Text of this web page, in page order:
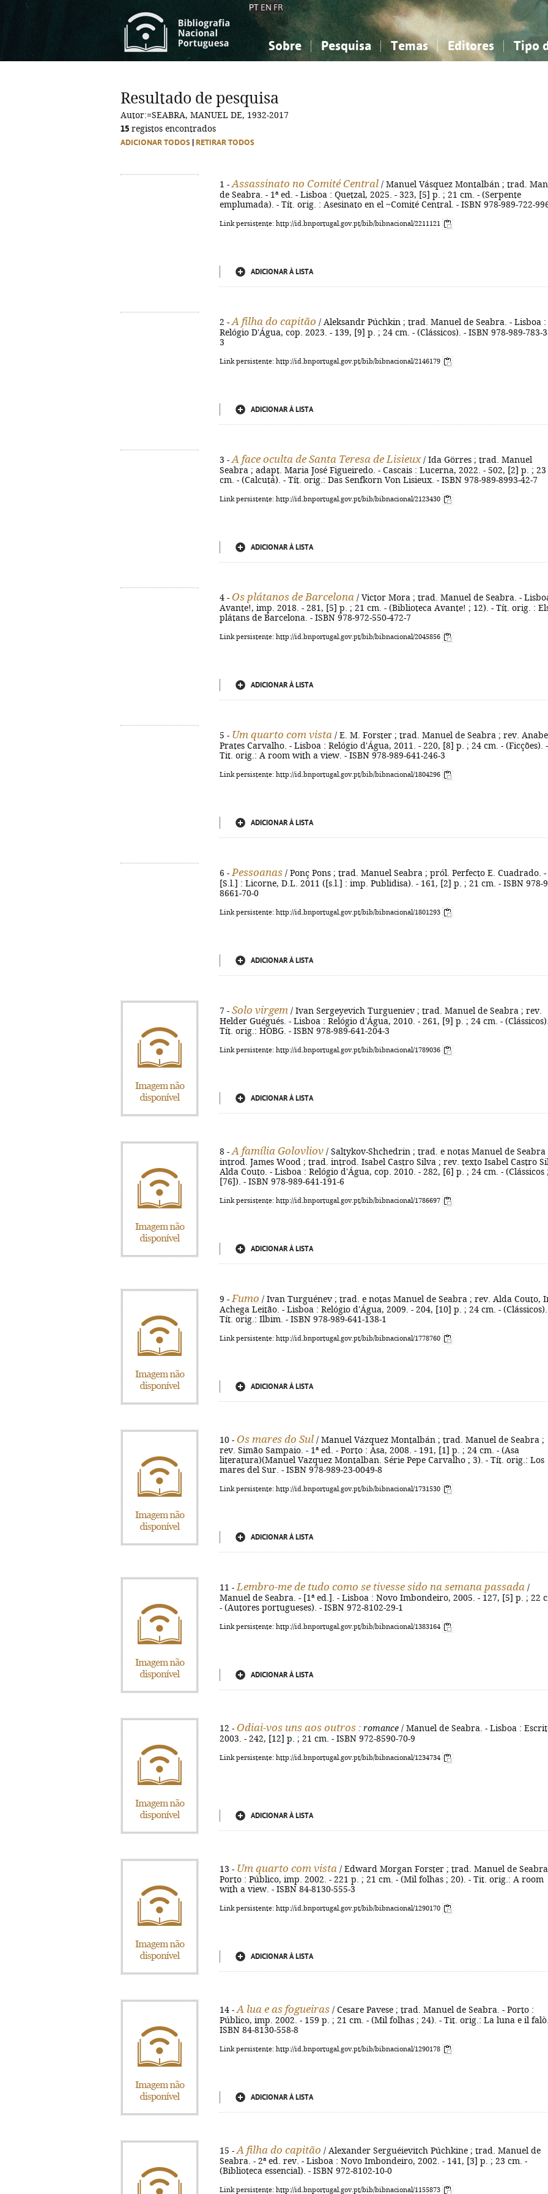
PT EN FR
Sobre Pesquisa Temas
Ciências sociais...
Editores Tipo
Ciências sociais...
Resultado de pesquisa
Autor:=SEABRA, MANUEL DE, 1932-2017
15 registos encontrados
ADICIONAR TODOS RETIRAR TODOS
1 - Assassinato no Comité Central / Manuel Vásquez Montalbán ; trad.
de Seabra. - 1ª ed. - Lisboa : Quetzal, 2025. - 323, [5] p. ; 21 cm. - (Serpente
emplumada). - Tít. orig. : Asesinato en el ~Comité Central. - ISBN 978-989-722-
Link persistente: http://id.bnportugal.gov.pt/bib/bibnacional/2211121
ADICIONAR À LISTA
2 - A filha do capitão / Aleksandr Púchkin ; trad. Manuel de Seabra. - Lisboa :
Relógio D'Água, cop. 2023. - 139, [9] p. ; 24 cm. - (Clássicos). - ISBN 978-989-783-
3
Link persistente: http://id.bnportugal.gov.pt/bib/bibnacional/2146179
ADICIONAR À LISTA
3 - A face oculta de Santa Teresa de Lisieux/ Ida Görres ; trad. Manuel
Seabra ; adapt. Maria José Figueiredo. - Cascais : Lucerna, 2022. - 502, [2] p. ; 23
cm. - (Calcutá). - Tít. orig.: Das Senfkorn Von Lisieux. - ISBN 978-989-8993-42-7
Link persistente: http://id.bnportugal.gov.pt/bib/bibnacional/2123430
ADICIONAR À LISTA
4 - Os plátanos de Barcelona / Victor Mora ; trad. Manuel de Seabra. -
Avante!, imp. 2018. - 281, [5] p. ; 21 cm. - (Biblioteca Avante! ; 12). - Tít. orig. :
plátans de Barcelona. - ISBN 978-972-550-472-7
Link persistente: http://id.bnportugal.gov.pt/bib/bibnacional/2045856
ADICIONAR À LISTA
5 - Um quarto com vista / E. M. Forster ; trad. Manuel de Seabra ; rev.
Prates Carvalho. - Lisboa : Relógio d'Água, 2011. - 220, [8] p. ; 24 cm. - (Ficções). -
Tit. orig.: A room with a view. - ISBN 978-989-641-246-3
Link persistente: http://id.bnportugal.gov.pt/bib/bibnacional/1804296
ADICIONAR À LISTA
6 - Pessoanas / Ponç Pons ; trad. Manuel Seabra ; pról. Perfecto E. Cuadrado. -
[S.l.] : Licorne, D.L. 2011 ([s.l.] : imp. Publidisa). - 161, [2] p. ; 21 cm. - ISBN 978-
8661-70-0
Link persistente: http://id.bnportugal.gov.pt/bib/bibnacional/1801293
ADICIONAR À LISTA
7 - Solo virgem / Ivan Sergeyevich Turgueniev ; trad. Manuel de Seabra ; rev.
Helder Guégués. - Lisboa : Relógio d'Água, 2010. - 261, [9] p. ; 24 cm. -
Tít. orig.: HOBG. - ISBN 978-989-641-204-3
Link persistente: http://id.bnportugal.gov.pt/bib/bibnacional/1789036
ADICIONAR À LISTA
8 - A família Golovliov / Saltykov-Shchedrin ; trad. e notas Manuel de Seabra
introd. James Wood ; trad. introd. Isabel Castro Silva ; rev. texto Isabel Castro
Alda Couto. - Lisboa : Relógio d'Água, cop. 2010. - 282, [6] p. ; 24 cm. - (Clássicos
[76]). - ISBN 978-989-641-191-6
Link persistente: http://id.bnportugal.gov.pt/bib/bibnacional/1786697
ADICIONAR À LISTA
9 - Fumo / Ivan Turguénev ; trad. e notas Manuel de Seabra ; rev. Alda Couto,
Achega Leitão. - Lisboa : Relógio d'Água, 2009. - 204, [10] p. ; 24 cm. -
Tít. orig.: Ilbim. - ISBN 978-989-641-138-1
Link persistente: http://id.bnportugal.gov.pt/bib/bibnacional/1778760
ADICIONAR À LISTA
10 - Os mares do Sul / Manuel Vázquez Montalbán ; trad. Manuel de Seabra ;
rev. Simão Sampaio. - 1ª ed. - Porto : Asa, 2008. - 191, [1] p. ; 24 cm. - (Asa
literatura)(Manuel Vazquez Montalban. Série Pepe Carvalho ; 3). - Tít. orig.: Los
mares del Sur. - ISBN 978-989-23-0049-8
Link persistente: http://id.bnportugal.gov.pt/bib/bibnacional/1731530
ADICIONAR À LISTA
11 - Lembro-me de tudo como se tivesse sido na semana passada /
Manuel de Seabra. - [1ª ed.]. - Lisboa : Novo Imbondeiro, 2005. - 127, [5] p. ; 22
- (Autores portugueses). - ISBN 972-8102-29-1
Link persistente: http://id.bnportugal.gov.pt/bib/bibnacional/1383164
ADICIONAR À LISTA
12 - Odiai-vos uns aos outros : romance / Manuel de Seabra. - Lisboa :
2003. - 242, [12] p. ; 21 cm. - ISBN 972-8590-70-9
Link persistente: http://id.bnportugal.gov.pt/bib/bibnacional/1234734
ADICIONAR À LISTA
13 - Um quarto com vista / Edward Morgan Forster ; trad. Manuel de
Porto : Público, imp. 2002. - 221 p. ; 21 cm. - (Mil folhas ; 20). - Tit. orig.: A room
with a view. - ISBN 84-8130-555-3
Link persistente: http://id.bnportugal.gov.pt/bib/bibnacional/1290170
ADICIONAR À LISTA
14 - A lua e as fogueiras / Cesare Pavese ; trad. Manuel de Seabra. - Porto :
Público, imp. 2002. - 159 p. ; 21 cm. - (Mil folhas ; 24). - Tit. orig.: La luna e il
ISBN 84-8130-558-8
Link persistente: http://id.bnportugal.gov.pt/bib/bibnacional/1290178
ADICIONAR À LISTA
15 - A filha do capitão / Alexander Serguéievitch Púchkine ; trad. Manuel de
Seabra. - 2ª ed. rev. - Lisboa : Novo Imbondeiro, 2002. - 141, [3] p. ; 23 cm. -
(Biblioteca essencial). - ISBN 972-8102-10-0
Link persistente: http://id.bnportugal.gov.pt/bib/bibnacional/1155873